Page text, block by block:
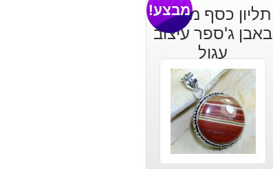
תליון כסף משובץ
באבן ג'ספר עיצוב
עגול
מבצע!